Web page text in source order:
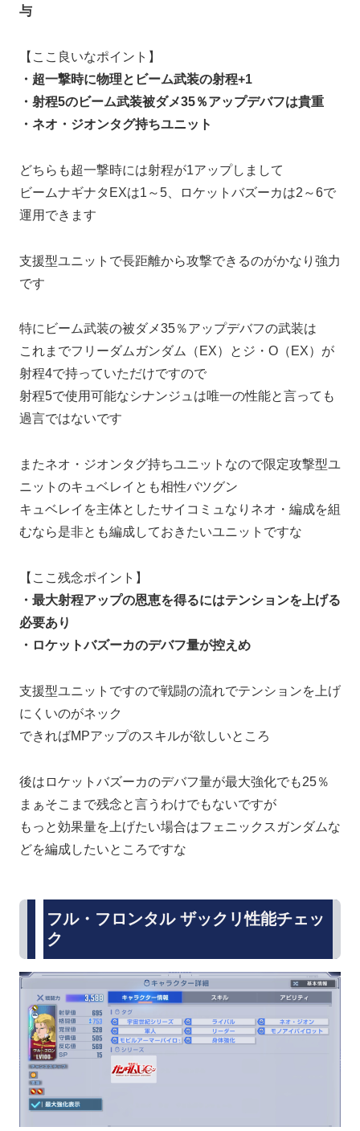
与
【ここ良いなポイント】
・超一撃時に物理とビーム武装の射程+1
・射程5のビーム武装被ダメ35％アップデバフは貴重
・ネオ・ジオンタグ持ちユニット
どちらも超一撃時には射程が1アップしまして
ビームナギナタEXは1～5、ロケットバズーカは2～6で
運用できます
支援型ユニットで長距離から攻撃できるのがかなり強力
です
特にビーム武装の被ダメ35％アップデバフの武装は
これまでフリーダムガンダム（EX）とジ・O（EX）が
射程4で持っていただけですので
射程5で使用可能なシナンジュは唯一の性能と言っても
過言ではないです
またネオ・ジオンタグ持ちユニットなので限定攻撃型ユ
ニットのキュベレイとも相性バツグン
キュベレイを主体としたサイコミュなりネオ・編成を組
むなら是非とも編成しておきたいユニットですな
【ここ残念ポイント】
・最大射程アップの恩恵を得るにはテンションを上げる
必要あり
・ロケットバズーカのデバフ量が控えめ
支援型ユニットですので戦闘の流れでテンションを上げ
にくいのがネック
できればMPアップのスキルが欲しいところ
後はロケットバズーカのデバフ量が最大強化でも25％
まぁそこまで残念と言うわけでもないですが
もっと効果量を上げたい場合はフェニックスガンダムな
どを編成したいところですな
フル・フロンタル ザックリ性能チェッ
ク